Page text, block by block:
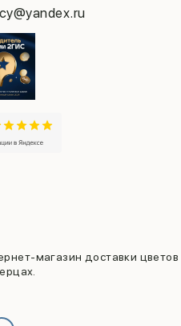
магазин доставки цветов